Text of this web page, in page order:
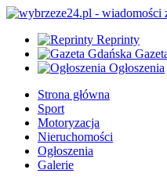
Reprinty
Ogłoszenia
Strona główna
Sport
Motoryzacja
Nieruchomości
Ogłoszenia
Galerie